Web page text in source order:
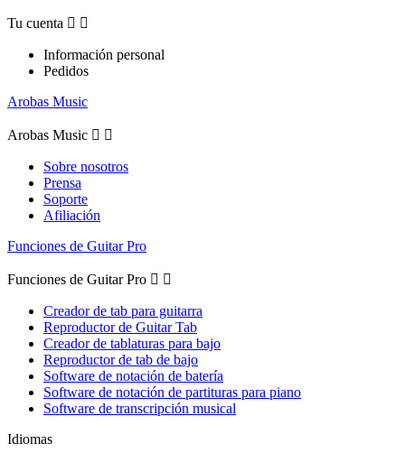
Tu cuenta  
Información personal
Pedidos
Arobas Music
Arobas Music  
Sobre nosotros
Prensa
Soporte
Afiliación
Funciones de Guitar Pro
Funciones de Guitar Pro  
Creador de tab para guitarra
Reproductor de Guitar Tab
Creador de tablaturas para bajo
Reproductor de tab de bajo
Software de notación de batería
Software de notación de partituras para piano
Software de transcripción musical
Idiomas